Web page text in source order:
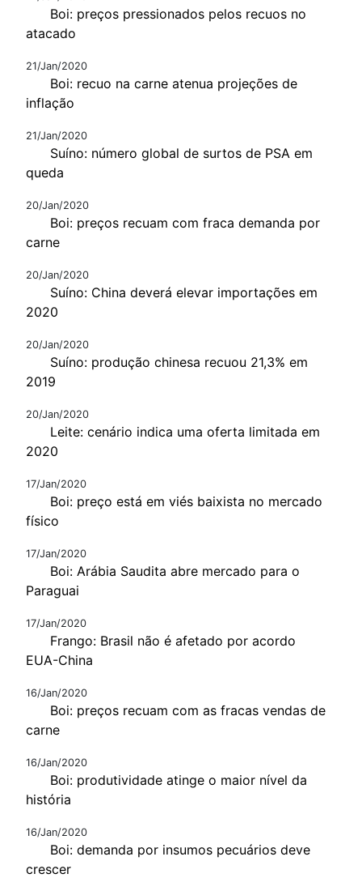
Boi: preços pressionados pelos recuos no
atacado
21/Jan/2020
Boi: recuo na carne atenua projeções de
inflação
21/Jan/2020
Suíno: número global de surtos de PSA em
queda
20/Jan/2020
Boi: preços recuam com fraca demanda por
carne
20/Jan/2020
Suíno: China deverá elevar importações em
2020
20/Jan/2020
Suíno: produção chinesa recuou 21,3% em
2019
20/Jan/2020
Leite: cenário indica uma oferta limitada em
2020
17/Jan/2020
Boi: preço está em viés baixista no mercado
físico
17/Jan/2020
Boi: Arábia Saudita abre mercado para o
Paraguai
17/Jan/2020
Frango: Brasil não é afetado por acordo
EUA-China
16/Jan/2020
Boi: preços recuam com as fracas vendas de
carne
16/Jan/2020
Boi: produtividade atinge o maior nível da
história
16/Jan/2020
Boi: demanda por insumos pecuários deve
crescer